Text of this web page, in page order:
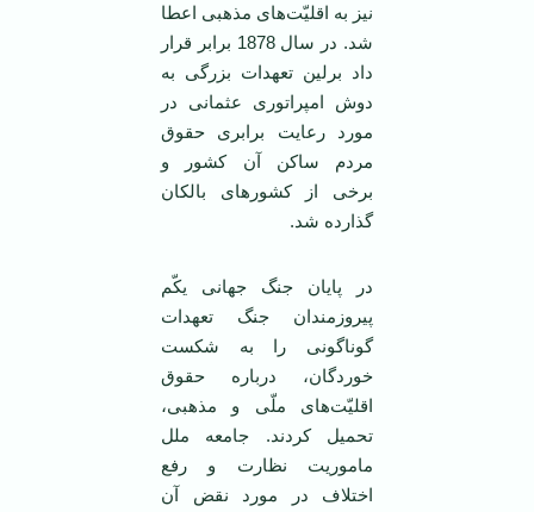
نیز به اقلیّت‌های مذهبی اعطا
شد. در سال 1878 برابر قرار
داد برلین تعهدات بزرگی به
دوش امپراتوری عثمانی در
مورد رعایت برابری حقوق
مردم ساکن آن کشور و
برخی از کشورهای بالکان
گذارده شد.
در پایان جنگ جهانی یکّم
پیروزمندان جنگ تعهدات
گوناگونی را به شکست
خوردگان، درباره حقوق
اقلیّت‌های ملّی و مذهبی،
تحمیل کردند. جامعه ملل
ماموریت نظارت و رفع
اختلاف در مورد نقض آن